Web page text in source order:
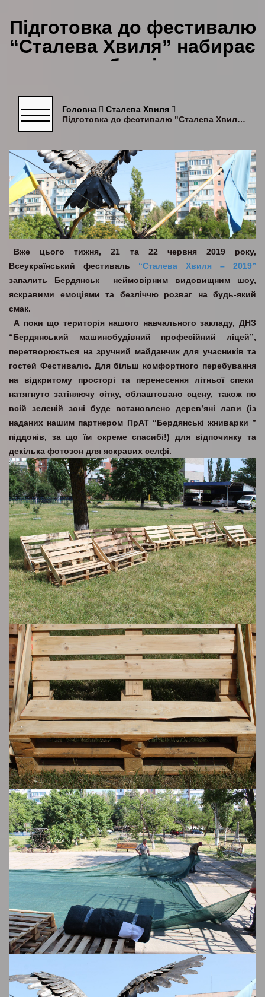
Підготовка до фестивалю
“Сталева Хвиля” набирає
обертів
Головна
Сталева Хвиля
Підготовка до фестивалю "Сталева Хвиля" набирає обертів
Вже цього тижня, 21 та 22 червня 2019 року,
Всеукраїнський фестиваль “Сталева Хвиля – 2019”
запалить Бердянськ неймовірним видовищним шоу,
яскравими емоціями та безліччю розваг на будь-який
смак.
А поки що територія нашого навчального закладу, ДНЗ
“Бердянський машинобудівний професійний ліцей”,
перетворюється на зручний майданчик для учасників та
гостей Фестивалю. Для більш комфортного перебування
на відкритому просторі та перенесення літньої спеки
натягнуто затіняючу сітку, облаштовано сцену, також по
всій зеленій зоні буде встановлено дерев’яні лави (із
наданих нашим партнером ПрАТ “Бердянські жниварки ”
піддонів, за що їм окреме спасибі!) для відпочинку та
декілька фотозон для яскравих селфі.